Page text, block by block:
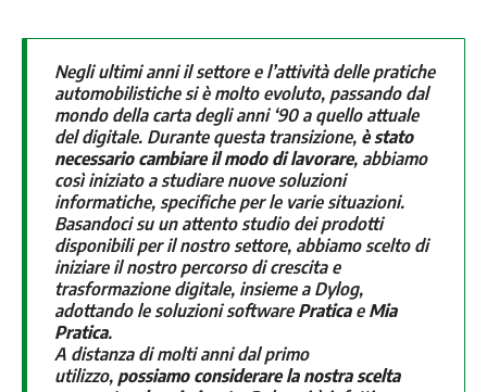
Negli ultimi anni il settore e l’attività delle pratiche
automobilistiche si è molto evoluto, passando dal
mondo della carta degli anni ‘90 a quello attuale
del digitale. Durante questa transizione, è stato
necessario cambiare il modo di lavorare, abbiamo
così iniziato a studiare nuove soluzioni
informatiche, specifiche per le varie situazioni.
Basandoci su un attento studio dei prodotti
disponibili per il nostro settore, abbiamo scelto di
iniziare il nostro percorso di crescita e
trasformazione digitale, insieme a Dylog,
adottando le soluzioni software Praticae Mia
Pratica.
A distanza di molti anni dal primo
utilizzo, possiamo considerare la nostra scelta